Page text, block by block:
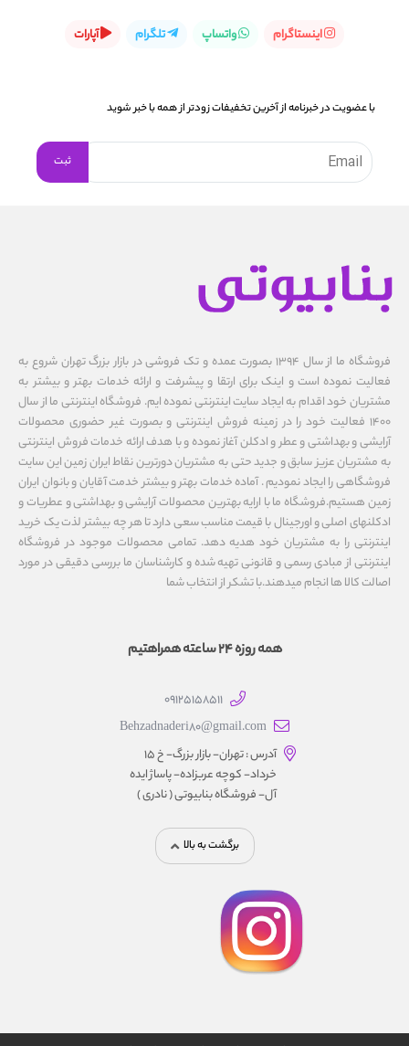
اینستاگرام واتساپ تلگرام آپارات
با عضویت در خبرنامه از آخرین تخفیفات زودتر از همه با خبر شوید
فروشگاه ما از سال ۱۳۹۴ بصورت عمده و تک فروشی در بازار بزرگ تهران شروع به
فعالیت نموده است و اینک برای ارتقا و پیشرفت و ارائه خدمات بهتر و بیشتر به
مشتریان خود اقدام به ایجاد سایت اینترنتی نموده ایم. فروشگاه اینترنتی ما از سال
1400 فعالیت خود را در زمینه فروش اینترنتی و بصورت غیر حضوری محصولات
آرایشی و بهداشتی و عطر و ادکلن آغاز نموده و با هدف ارائه خدمات فروش اینترنتی
به مشتریان عزیز سابق و جدید حتی به مشتریان دورترین نقاط ایران زمین این سایت
فروشگاهی را ایجاد نمودیم . آماده خدمات بهتر و بیشتر خدمت آقایان و بانوان ایران
زمین هستیم.فروشگاه ما با ارایه بهترین محصولات آرایشی و بهداشتی و عطریات و
ادکلنهای اصلی و اورجینال با قیمت مناسب سعی دارد تا هر چه بیشتر لذت یک خرید
اینترنتی را به مشتریان خود هدیه دهد. تمامی محصولات موجود در فروشگاه
اینترنتی از مبادی رسمی و قانونی تهیه شده و کارشناسان ما بررسی دقیقی در مورد
اصالت کالا ها انجام میدهند.با تشکر از انتخاب شما
همه روزه 24 ساعته همراهتیم
09125158511
Behzadnaderi80@gmail.com
آدرس : تهران- بازار بزرگ- خ ۱۵
خرداد- کوچه عربزاده- پاساژ ایده
آل- فروشگاه بنابیوتی ( نادری )
برگشت به بالا